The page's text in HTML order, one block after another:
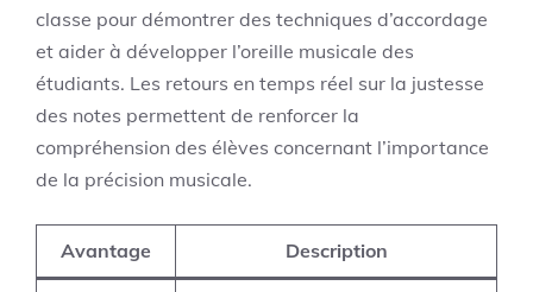
classe pour démontrer des techniques d’accordage
et aider à développer l’oreille musicale des
étudiants. Les retours en temps réel sur la justesse
des notes permettent de renforcer la
compréhension des élèves concernant l’importance
de la précision musicale.
Avantage Description